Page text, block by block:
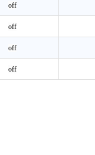
off
off
off
off